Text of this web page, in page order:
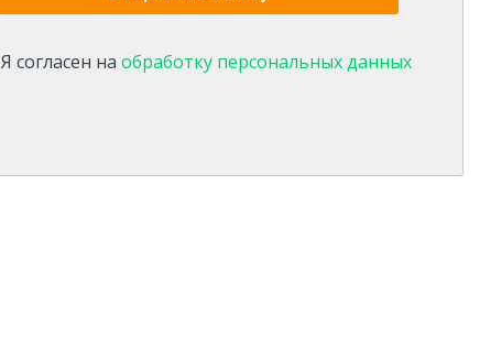
Я согласен на обработку персональных данных